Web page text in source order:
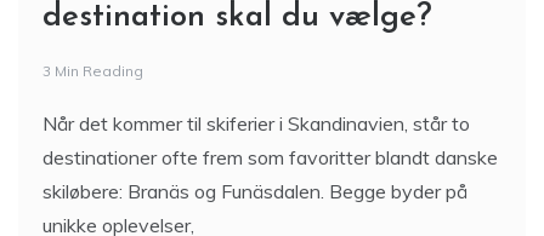
destination skal du vælge?
3 Min Reading
Når det kommer til skiferier i Skandinavien, står to
destinationer ofte frem som favoritter blandt danske
skiløbere: Branäs og Funäsdalen. Begge byder på
unikke oplevelser,